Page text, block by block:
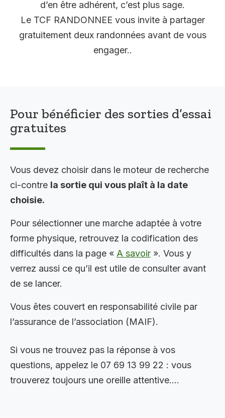
d’en être adhérent, c’est plus sage.
Le TCF RANDONNEE vous invite à partager
gratuitement deux randonnées avant de vous
engager..
Pour bénéficier des sorties d’essai
gratuites
Vous devez choisir dans le moteur de recherche
ci-contre la sortie qui vous plaît à la date
choisie.
Pour sélectionner une marche adaptée à votre
forme physique, retrouvez la codification des
difficultés dans la page « A savoir ». Vous y
verrez aussi ce qu’il est utile de consulter avant
de se lancer.
Vous êtes couvert en responsabilité civile par
l’assurance de l’association (MAIF).
Si vous ne trouvez pas la réponse à vos
questions, appelez le 07 69 13 99 22 : vous
trouverez toujours une oreille attentive….